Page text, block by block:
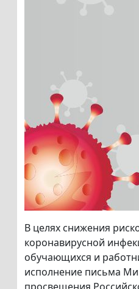
В целях снижения
коронавирусной
обучающихся и
исполнение письма